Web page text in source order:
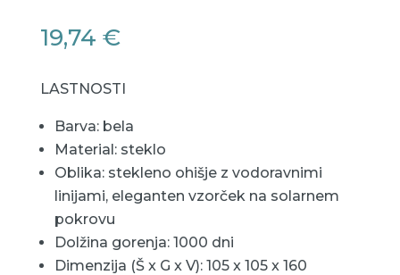
19,74 €
LASTNOSTI
Barva: bela
Material: steklo
Oblika: stekleno ohišje z vodoravnimi
linijami, eleganten vzorček na solarnem
pokrovu
Dolžina gorenja: 1000 dni
Dimenzija (Š x G x V): 105 x 105 x 160